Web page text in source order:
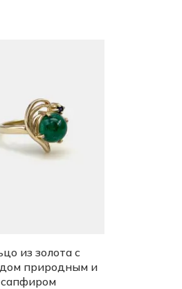
из золота с
природным и
сапфиром